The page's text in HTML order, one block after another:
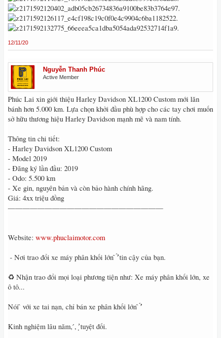
12/11/20
Nguyễn Thanh Phúc
Active Member
Phúc Lai xin giới thiệu Harley Davidson XL1200 Custom mới lăn
bánh hơn 5.000 km. Lựa chọn khởi đầu phù hợp cho các tay chơi muốn
sở hữu thương hiệu Harley Davidson mạnh mẽ và nam tính.
Thông tin chi tiết:
- Harley Davidson XL1200 Custom
- Model 2019
- Đăng ký lần đầu: 2019
- Odo: 5.500 km
- Xe gin, nguyên bản và còn bảo hành chính hãng.
Giá: 4xx triệu đồng
—————————————————————
Website: www.phuclaimotor.com
́ - Nơi trao đổi xe máy phân khối lớn ̂ ̛̛́ tin cậy của bạn.
♻️ Nhận trao đổi mọi loại phương tiện như: Xe máy phân khối lớn, xe
ô tô...
Nói ̂ với xe tai nạn, chỉ bán xe phân khối lớn ̂ ̛̛́
Kinh nghiệm lâu năm, ́, ̛̣ tuyệt đối.